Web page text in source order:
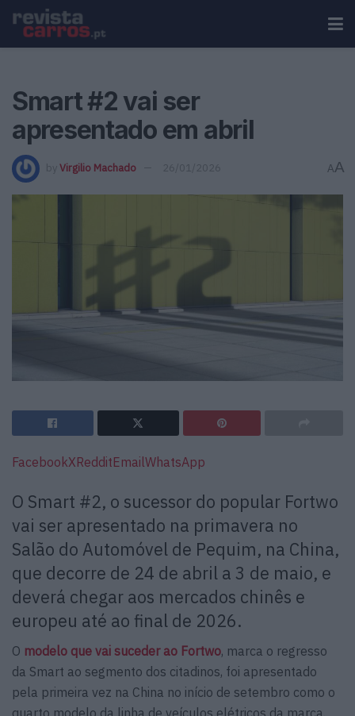
Smart #2 vai ser
apresentado em abril
by Virgilio Machado 26/01/2026 AA
FacebookXRedditEmailWhatsApp
O Smart #2, o sucessor do popular Fortwo
vai ser apresentado na primavera no
Salão do Automóvel de Pequim, na China,
que decorre de 24 de abril a 3 de maio, e
deverá chegar aos mercados chinês e
europeu até ao final de 2026.
O modelo que vai suceder ao Fortwo, marca o regresso
da Smart ao segmento dos citadinos, foi apresentado
pela primeira vez na China no início de setembro como o